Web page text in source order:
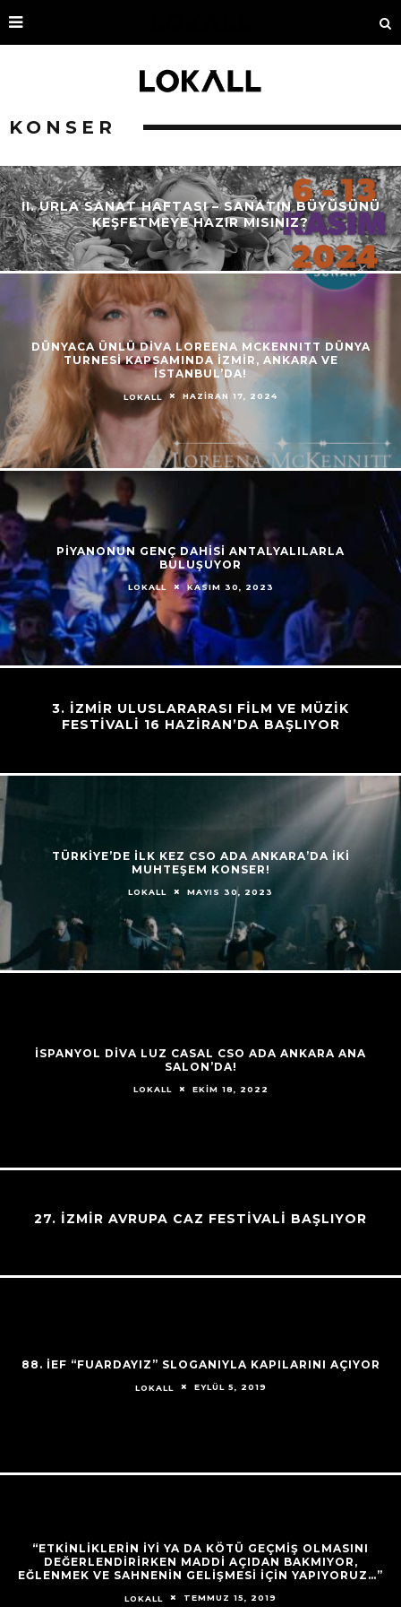
KONSER
II. URLA SANAT HAFTASI – SANATIN BÜYÜSÜNÜ
KEŞFETMEYE HAZIR MISINIZ?
DÜNYACA ÜNLÜ DİVA LOREENA MCKENNITT DÜNYA
TURNESİ KAPSAMINDA İZMİR, ANKARA VE
İSTANBUL’DA!
LOKALL HAZIRAN 17, 2024
PİYANONUN GENÇ DAHİSİ ANTALYALILARLA
BULUŞUYOR
LOKALL KASIM 30, 2023
3. İZMİR ULUSLARARASI FİLM VE MÜZİK
FESTİVALİ 16 HAZİRAN’DA BAŞLIYOR
TÜRKİYE’DE İLK KEZ CSO ADA ANKARA’DA İKİ
MUHTEŞEM KONSER!
LOKALL MAYIS 30, 2023
İSPANYOL DİVA LUZ CASAL CSO ADA ANKARA ANA
SALON’DA!
LOKALL EKIM 18, 2022
27. İZMİR AVRUPA CAZ FESTİVALİ BAŞLIYOR
88. İEF “FUARDAYIZ” SLOGANIYLA KAPILARINI AÇIYOR
LOKALL EYLÜL 5, 2019
“ETKINLIKLERIN IYI YA DA KÖTÜ GEÇMIŞ OLMASINI
DEĞERLENDIRIRKEN MADDI AÇIDAN BAKMIYOR,
EĞLENMEK VE SAHNENIN GELIŞMESI IÇIN YAPIYORUZ…”
LOKALL TEMMUZ 15, 2019